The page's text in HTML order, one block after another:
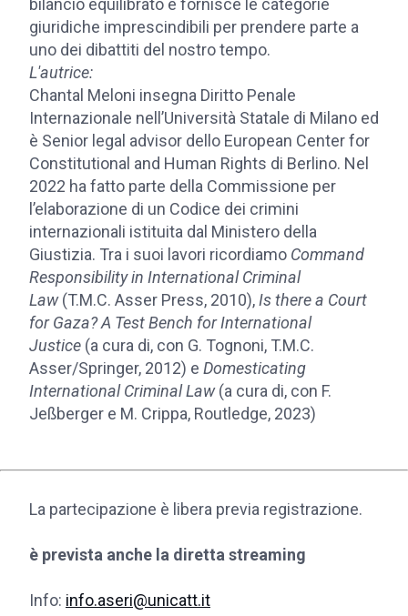
bilancio equilibrato e fornisce le categorie
giuridiche imprescindibili per prendere parte a
uno dei dibattiti del nostro tempo.
L'autrice:
Chantal Meloni insegna Diritto Penale
Internazionale nell’Università Statale di Milano ed
è Senior legal advisor dello European Center for
Constitutional and Human Rights di Berlino. Nel
2022 ha fatto parte della Commissione per
l’elaborazione di un Codice dei crimini
internazionali istituita dal Ministero della
Giustizia. Tra i suoi lavori ricordiamo Command
Responsibility in International Criminal
Law(T.M.C. Asser Press, 2010), Is there a Court
for Gaza? A Test Bench for International
Justice (a cura di, con G. Tognoni, T.M.C.
Asser/Springer, 2012) e Domesticating
International Criminal Law(a cura di, con F.
Jeßberger e M. Crippa, Routledge, 2023)
La partecipazione è libera previa registrazione.
è prevista anche la diretta streaming
Info: info.aseri@unicatt.it